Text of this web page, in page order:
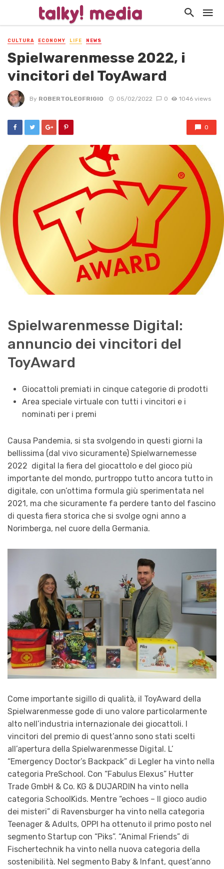
CULTURA ECONOMY LIFE NEWS
Spielwarenmesse 2022, i
vincitori del ToyAward
By ROBERTOLEOFRIGIO 05/02/2022 0 1046 views
0
Spielwarenmesse Digital:
annuncio dei vincitori del
ToyAward
Giocattoli premiati in cinque categorie di prodotti
Area speciale virtuale con tutti i vincitori e i
nominati per i premi
Causa Pandemia, si sta svolgendo in questi giorni la
bellissima (dal vivo sicuramente) Spielwarnemesse
2022 digital la fiera del giocattolo e del gioco più
importante del mondo, purtroppo tutto ancora tutto in
digitale, con un’ottima formula giù sperimentata nel
2021, ma che sicuramente fa perdere tanto del fascino
di questa fiera storica che si svolge ogni anno a
Norimberga, nel cuore della Germania.
Come importante sigillo di qualità, il ToyAward della
Spielwarenmesse gode di uno valore particolarmente
alto nell’industria internazionale dei giocattoli. I
vincitori del premio di quest’anno sono stati scelti
all’apertura della Spielwarenmesse Digital. L’
“Emergency Doctor’s Backpack” di Legler ha vinto nella
categoria PreSchool. Con “Fabulus Elexus” Hutter
Trade GmbH & Co. KG & DUJARDIN ha vinto nella
categoria SchoolKids. Mentre “echoes – Il gioco audio
dei misteri” di Ravensburger ha vinto nella categoria
Teenager & Adults, OPPI ha ottenuto il primo posto nel
segmento Startup con “Piks”. “Animal Friends” di
Fischertechnik ha vinto nella nuova categoria della
sostenibilità. Nel segmento Baby & Infant, quest’anno